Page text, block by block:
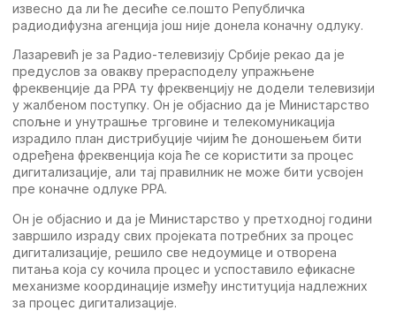
извесно да ли ће десиће се.пошто Републичка
радиодифузна агенција још није донела коначну одлуку.
Лазаревић је за Радио-телевизију Србије рекао да је
предуслов за овакву прерасподелу упражњене
фреквенције да РРА ту фреквенцију не додели телевизији
у жалбеном поступку. Он је објаснио да је Министарство
спољне и унутрашње трговине и телекомуникација
израдило план дистрибуције чијим ће доношењем бити
одређена фреквенција која ће се користити за процес
дигитализације, али тај правилник не може бити усвојен
пре коначне одлуке РРА.
Он је објаснио и да је Министарство у претходној години
завршило израду свих пројеката потребних за процес
дигитализације, решило све недоумице и отворена
питања која су кочила процес и успоставило ефикасне
механизме координације између институција надлежних
за процес дигитализације.